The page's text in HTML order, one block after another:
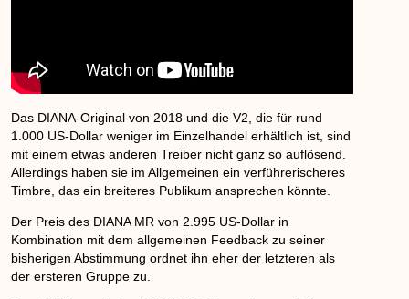
Das DIANA-Original von 2018 und die V2, die für rund
1.000 US-Dollar weniger im Einzelhandel erhältlich ist, sind
mit einem etwas anderen Treiber nicht ganz so auflösend.
Allerdings haben sie im Allgemeinen ein verführerischeres
Timbre, das ein breiteres Publikum ansprechen könnte.
Der Preis des DIANA MR von 2.995 US-Dollar in
Kombination mit dem allgemeinen Feedback zu seiner
bisherigen Abstimmung ordnet ihn eher der letzteren als
der ersteren Gruppe zu.